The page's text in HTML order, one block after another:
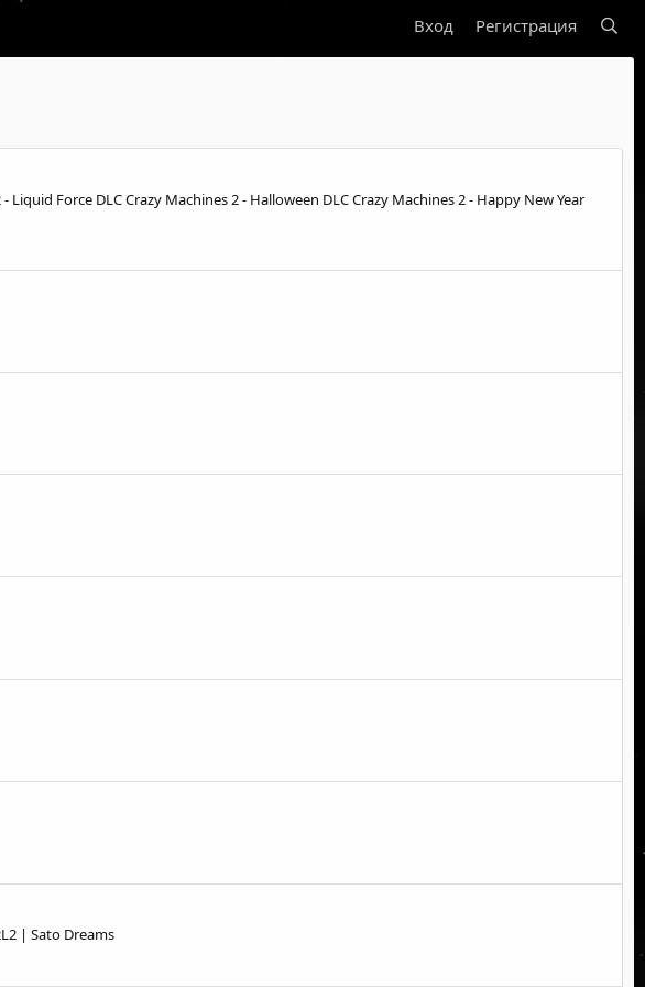
Вход Регистрация
Force DLC Crazy Machines 2 - Halloween DLC Crazy Machines 2 - Happy New Year
| Sato Dreams